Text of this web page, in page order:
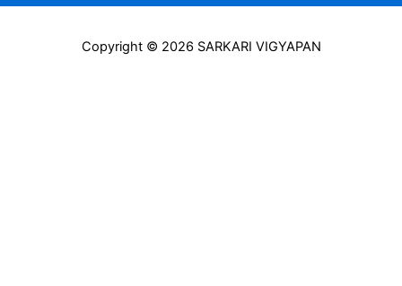
Copyright © 2026 SARKARI VIGYAPAN